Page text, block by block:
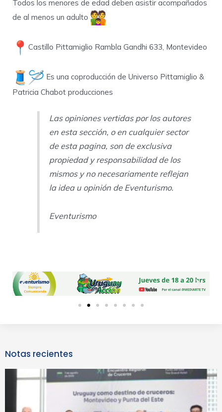
Todos los menores de edad deben asistir acompañados
de al menos un adulto
Castillo Pittamiglio Rambla Gandhi 633, Montevideo
Es una coproducción de Universo Pittamiglio &
Patricia Chabot producciones
Las opiniones vertidas por los autores
en esta sección, o en cualquier sector
de esta pagina, son de exclusiva
propiedad y responsabilidad de los
mismos y no necesariamente reflejan
la idea u opinión de Eventurismo.
Eventurismo
Previous
slide
Next
slide
Notas recientes